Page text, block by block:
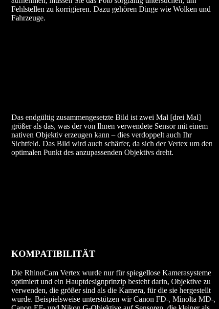
Fehlstellen zu korrigieren. Dazu gehören Dinge wie Wolken und
Fahrzeuge.
Das endgültig zusammengesetzte Bild ist zwei Mal [drei Mal]
größer als das, was der von Ihnen verwendete Sensor mit einem
nativen Objektiv erzeugen kann – dies verdoppelt auch Ihr
Sichtfeld. Das Bild wird auch schärfer, da sich der Vertex um den
optimalen Punkt des anzupassenden Objektivs dreht.
KOMPATIBILITÄT
Die RhinoCam Vertex wurde nur für spiegellose Kamerasysteme
optimiert und ein Hauptdesignprinzip besteht darin, Objektive zu
verwenden, die größer sind als die Kamera, für die sie hergestellt
wurde. Beispielsweise unterstützen wir Canon FD-, Minolta MD-,